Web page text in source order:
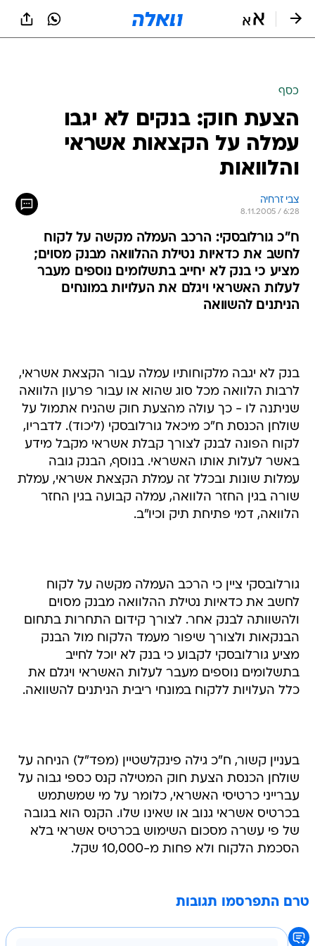
כסף
הצעת חוק: בנקים לא יגבו
עמלה על הקצאות אשראי
והלוואות
צבי זרחיה
8.11.2005 / 6:28
ח"כ גורלובסקי: הרכב העמלה מקשה על לקוח
לחשב את כדאיות נטילת ההלוואה מבנק מסוים;
מציע כי בנק לא יחייב בתשלומים נוספים מעבר
לעלות האשראי ויגלם את העלויות במונחים
הניתנים להשוואה
בנק לא יגבה מלקוחותיו עמלה עבור הקצאת אשראי,
לרבות הלוואה מכל סוג שהוא או עבור פרעון הלוואה
שניתנה לו - כך עולה מהצעת חוק שהניח אתמול על
שולחן הכנסת ח"כ מיכאל גורלובסקי (ליכוד). לדבריו,
לקוח הפונה לבנק לצורך קבלת אשראי מקבל מידע
באשר לעלות אותו האשראי. בנוסף, הבנק גובה
עמלות שונות ובכלל זה עמלת הקצאת אשראי, עמלת
שורה בגין החזר הלוואה, עמלה קבועה בגין החזר
הלוואה, דמי פתיחת תיק וכיו"ב.
גורלובסקי ציין כי הרכב העמלה מקשה על לקוח
לחשב את כדאיות נטילת ההלוואה מבנק מסוים
ולהשוותה לבנק אחר. לצורך קידום התחרות בתחום
הבנקאות ולצורך שיפור מעמד הלקוח מול הבנק
מציע גורלובסקי לקבוע כי בנק לא יוכל לחייב
בתשלומים נוספים מעבר לעלות האשראי ויגלם את
כלל העלויות ללקוח במונחי ריבית הניתנים להשוואה.
בעניין קשור, ח"כ גילה פינקלשטיין (מפד"ל) הניחה על
שולחן הכנסת הצעת חוק המטילה קנס כספי גבוה על
עברייני כרטיסי האשראי, כלומר על מי שמשתמש
בכרטיס אשראי גנוב או שאינו שלו. הקנס הוא בגובה
של פי עשרה מסכום השימוש בכרטיס אשראי בלא
הסכמת הלקוח ולא פחות מ-10,000 שקל.
טרם התפרסמו תגובות